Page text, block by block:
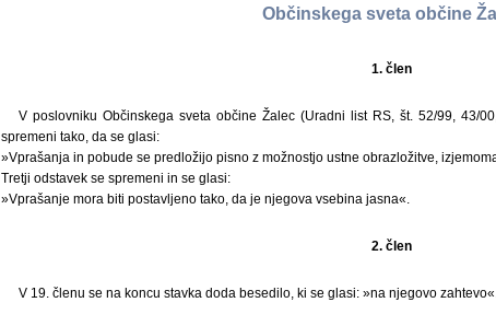
Občinskega sveta občine
1. člen
V poslovniku Občinskega sveta občine Žalec (Uradni list RS, št. 52/99, 43/
spremeni tako, da se glasi:
»Vprašanja in pobude se predložijo pisno z možnostjo ustne obrazložitve,
Tretji odstavek se spremeni in se glasi:
»Vprašanje mora biti postavljeno tako, da je njegova vsebina jasna«.
2. člen
V 19. členu se na koncu stavka doda besedilo, ki se glasi: »na njegovo zahtevo«.